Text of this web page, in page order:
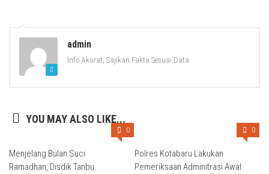
admin
Info Akurat, Sajikan Fakta Sesuai Data
YOU MAY ALSO LIKE...
0
Menjelang Bulan Suci
Ramadhan, Disdik Tanbu
0
Polres Kotabaru Lakukan
Pemeriksaan Adminitrasi Awal